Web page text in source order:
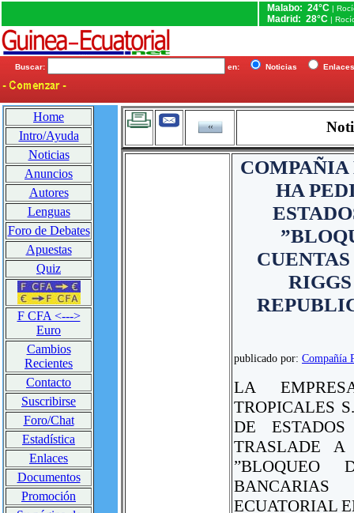
Malabo: 24°C |
Madrid: 28°C |
Buscar: en: Noticias
Home
Intro/Ayuda
Noticias
Anuncios
Autores
Lenguas
Foro de Debates
Apuestas
Quiz
F CFA <--->
Euro
Cambios
Recientes
Contacto
Suscribirse
Foro/Chat
Estadística
Enlaces
Documentos
Promoción
COMPAÑIA
HA
publicado por: Compañía
LA
TROPICALES
DE
TRASLADE
”BLOQUEO
ECUATORIAL